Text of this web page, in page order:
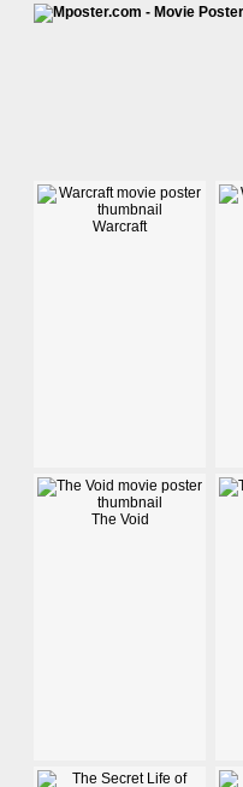
Warcraft
The Void